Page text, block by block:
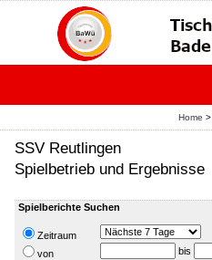
Home >
SSV Reutlingen
Spielbetrieb und Ergebnisse
Spielberichte Suchen
Zeitraum
von
bis